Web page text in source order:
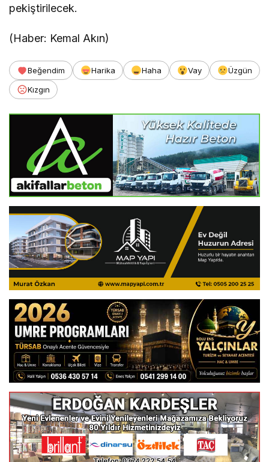
pekiştirilecek.
(Haber: Kemal Akın)
Beğendim Harika Haha Vay
Üzgün
Kızgın